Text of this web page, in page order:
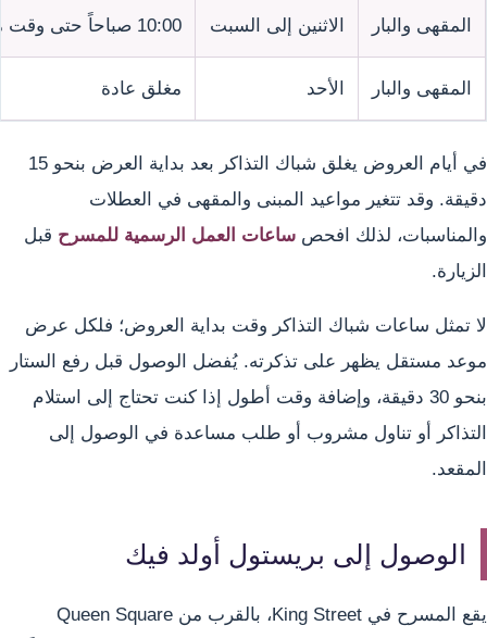
المقهى والبار الاثنين إلى السبت 10:00 صباحاً حتى وقت متأخر
المقهى والبار الأحد مغلق عادة
في أيام العروض يغلق شباك التذاكر بعد بداية العرض بنحو 15
دقيقة. وقد تتغير مواعيد المبنى والمقهى في العطلات
والمناسبات، لذلك افحص ساعات العمل الرسمية للمسرح قبل
الزيارة.
لا تمثل ساعات شباك التذاكر وقت بداية العروض؛ فلكل عرض
موعد مستقل يظهر على تذكرته. يُفضل الوصول قبل رفع الستار
بنحو 30 دقيقة، وإضافة وقت أطول إذا كنت تحتاج إلى استلام
التذاكر أو تناول مشروب أو طلب مساعدة في الوصول إلى
المقعد.
الوصول إلى بريستول أولد فيك
يقع المسرح في King Street، بالقرب من Queen Square